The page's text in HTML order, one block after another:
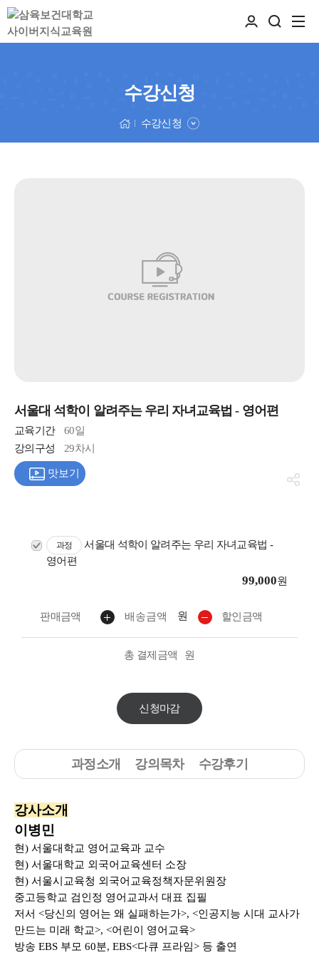
수강신청
수강신청
서울대 석학이 알려주는 우리 자녀교육법 - 영어편
교육기간
60일
강의구성
29차시
맛보기
과정
서울대 석학이 알려주는 우리 자녀교육법 -
영어편
99,000원
판매금액 배송금액 원 할인금액
총 결제금액 원
신청마감
과정소개 강의목차 수강후기
강사소개
이병민
현) 서울대학교 영어교육과 교수
현) 서울대학교 외국어교육센터 소장
현) 서울시교육청 외국어교육정책자문위원장
중고등학교 검인정 영어교과서 대표 집필
저서 <당신의 영어는 왜 실패하는가>, <인공지능 시대 교사가
만드는 미래 학교>, <어린이 영어교육>
방송 EBS 부모 60분, EBS<다큐 프라임> 등 출연